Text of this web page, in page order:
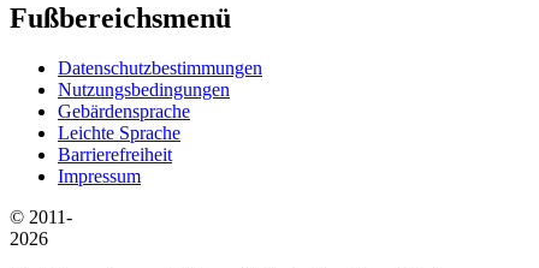
Fußbereichsmenü
Datenschutzbestimmungen
Nutzungsbedingungen
Gebärdensprache
Leichte Sprache
Barrierefreiheit
Impressum
© 2011-
2026